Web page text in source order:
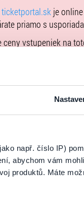
např. číslo IP)
abychom vám
produktů. Máte
vyhradená.
Bratislave zahrňujú
pri stoloch,
ticketportal.skje online
priamo s
ceny vstupeniek na
nie je možné
sa v zmysle čl.
právom
tu.